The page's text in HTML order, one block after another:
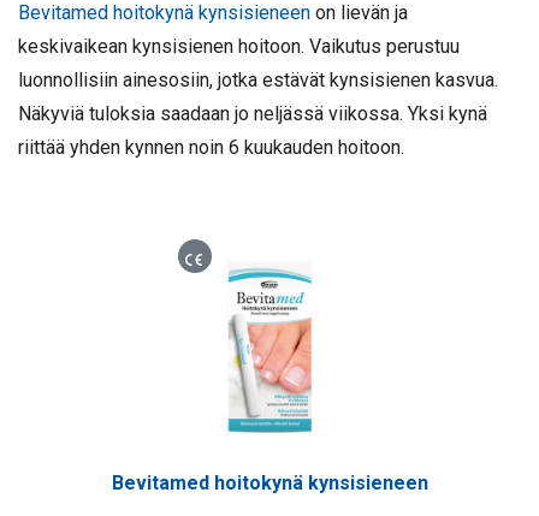
Bevitamed hoitokynä kynsisieneen on lievän ja
keskivaikean kynsisienen hoitoon. Vaikutus perustuu
luonnollisiin ainesosiin, jotka estävät kynsisienen kasvua.
Näkyviä tuloksia saadaan jo neljässä viikossa. Yksi kynä
riittää yhden kynnen noin 6 kuukauden hoitoon.
Lääkinnällinen laite
Bevitamed hoitokynä kynsisieneen